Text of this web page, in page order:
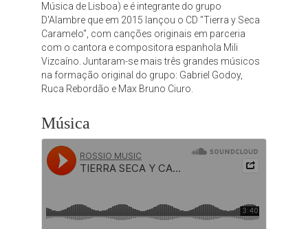
Música de Lisboa) e é integrante do grupo
D'Alambre que em 2015 lançou o CD "Tierra y Seca
Caramelo", com canções originais em parceria
com o cantora e compositora espanhola Mili
Vizcaíno. Juntaram-se mais três grandes músicos
na formação original do grupo: Gabriel Godoy,
Ruca Rebordão e Max Bruno Ciuro.
Música